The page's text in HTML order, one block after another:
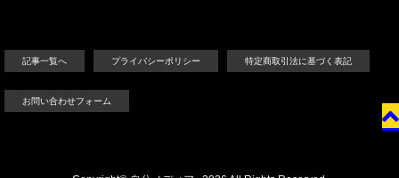
記事一覧へ プライバシーポリシー 特定商取引法に基づく表記
お問い合わせフォーム